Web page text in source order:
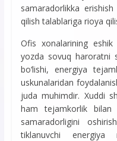
samaradorlikka
qilish talablariga rioya
Ofis xonalarining
yozda sovuq haroratni
bo‘lishi, energiya
uskunalaridan
juda muhimdir. Xuddi
ham tejamkorlik bilan
samaradorligini
tiklanuvchi energiya